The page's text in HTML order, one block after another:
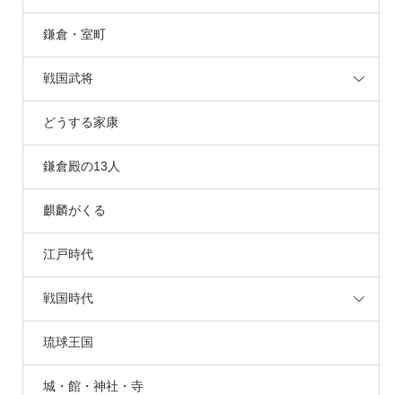
鎌倉・室町
戦国武将
どうする家康
鎌倉殿の13人
麒麟がくる
江戸時代
戦国時代
琉球王国
城・館・神社・寺